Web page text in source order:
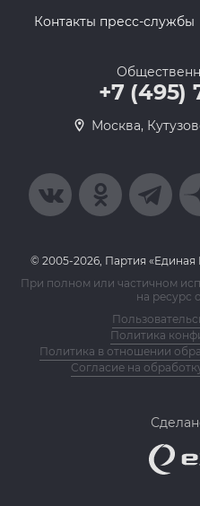
Контакты пресс-службы
+7 (495)
Москва,
© 2005-2026, Партия
При полном или частичном
на ресурс
Политика
Политика в отношении
Согласие на